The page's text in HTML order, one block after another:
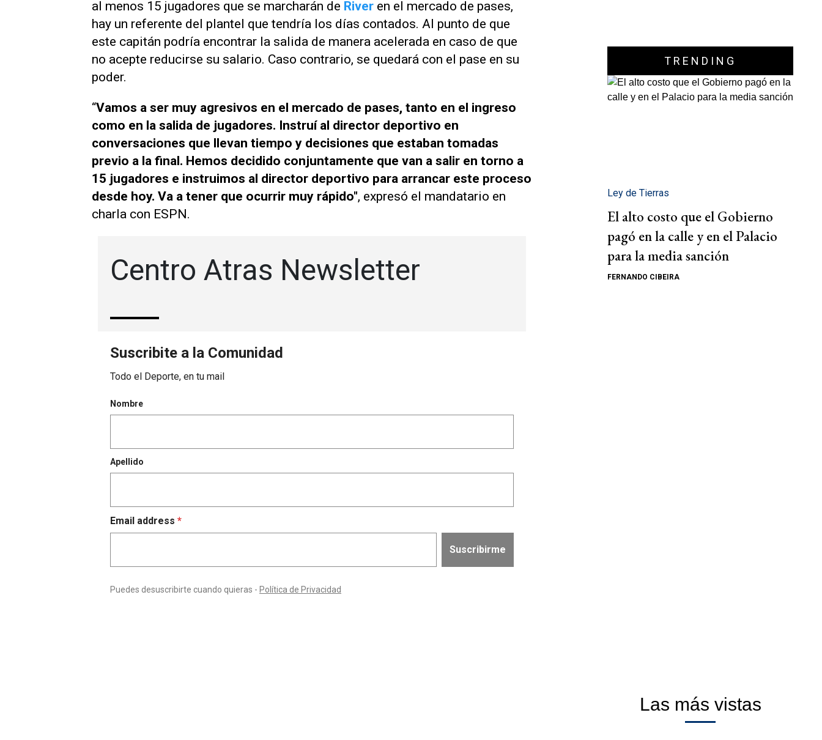
al menos 15 jugadores que se marcharán de River en el mercado de pases,
hay un referente del plantel que tendría los días contados. Al punto de que
este capitán podría encontrar la salida de manera acelerada en caso de que
no acepte reducirse su salario. Caso contrario, se quedará con el pase en su
poder.
“Vamos a ser muy agresivos en el mercado de pases, tanto en el ingreso
como en la salida de jugadores. Instruí al director deportivo en
conversaciones que llevan tiempo y decisiones que estaban tomadas
previo a la final. Hemos decidido conjuntamente que van a salir en torno a
15 jugadores e instruimos al director deportivo para arrancar este proceso
desde hoy. Va a tener que ocurrir muy rápido″, expresó el mandatario en
charla con ESPN.
TRENDING
Ley de Tierras
El alto costo que el Gobierno
pagó en la calle y en el Palacio
para la media sanción
FERNANDO CIBEIRA
Las más vistas